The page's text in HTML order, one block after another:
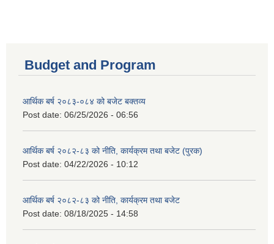
Budget and Program
आर्थिक बर्ष २०८३-०८४ को बजेट बक्तव्य
Post date: 06/25/2026 - 06:56
आर्थिक बर्ष २०८२-८३ को नीति, कार्यक्रम तथा बजेट (पुरक)
Post date: 04/22/2026 - 10:12
आर्थिक बर्ष २०८२-८३ को नीति, कार्यक्रम तथा बजेट
Post date: 08/18/2025 - 14:58